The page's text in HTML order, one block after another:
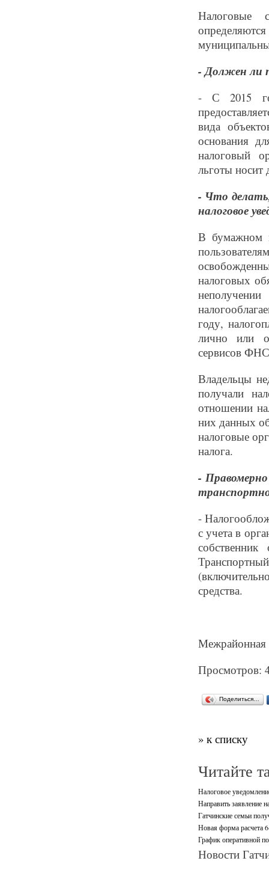
Налоговые
- Должен ли
- С 2015
вида
основания
налоговый
льготы носит
- Что
налоговое
В бумажном
налоговых
году,
лично или
сервисов
Владельцы
получали
отношении
них данных
налоговые
налога.
-
-
с учета в
средства.
Просмотров:
Поделиться…
» к списку
Читайте
Налоговое
Направить заявление
Гатчинские семьи
Новая форма расчета
График оперативной
Новости